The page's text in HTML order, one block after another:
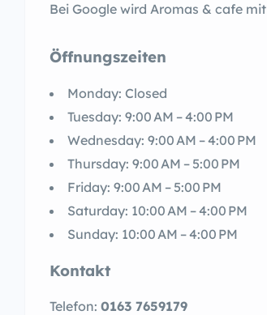
Bei Google wird Aromas & cafe mit
Öffnungszeiten
Monday: Closed
Tuesday: 9:00 AM – 4:00 PM
Wednesday: 9:00 AM – 4:00 PM
Thursday: 9:00 AM – 5:00 PM
Friday: 9:00 AM – 5:00 PM
Saturday: 10:00 AM – 4:00 PM
Sunday: 10:00 AM – 4:00 PM
Kontakt
Telefon: 0163 7659179